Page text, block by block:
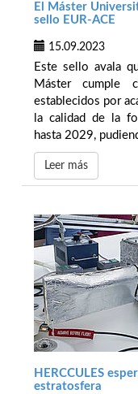
El Máster
sello EUR-ACE
15.09.2023
Este sello avala
Máster cumple
establecidos por
la calidad de la
hasta 2029,
Leer más
HERCCULES
estratosfera